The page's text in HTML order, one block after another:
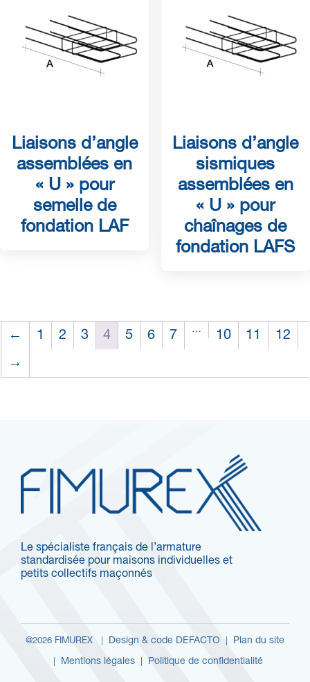
Liaisons d’angle
assemblées en
« U » pour
semelle de
fondation LAF
Liaisons d’angle
sismiques
assemblées en
« U » pour
chaînages de
fondation LAFS
← 1 2 3 4 5 6 7 … 10 11 12
→
Le spécialiste français de l’armature
standardisée pour maisons individuelles et
petits collectifs maçonnés
@2026 FIMUREX | Design & code DEFACTO Plan du site
Mentions légales| Politique de confidentialité